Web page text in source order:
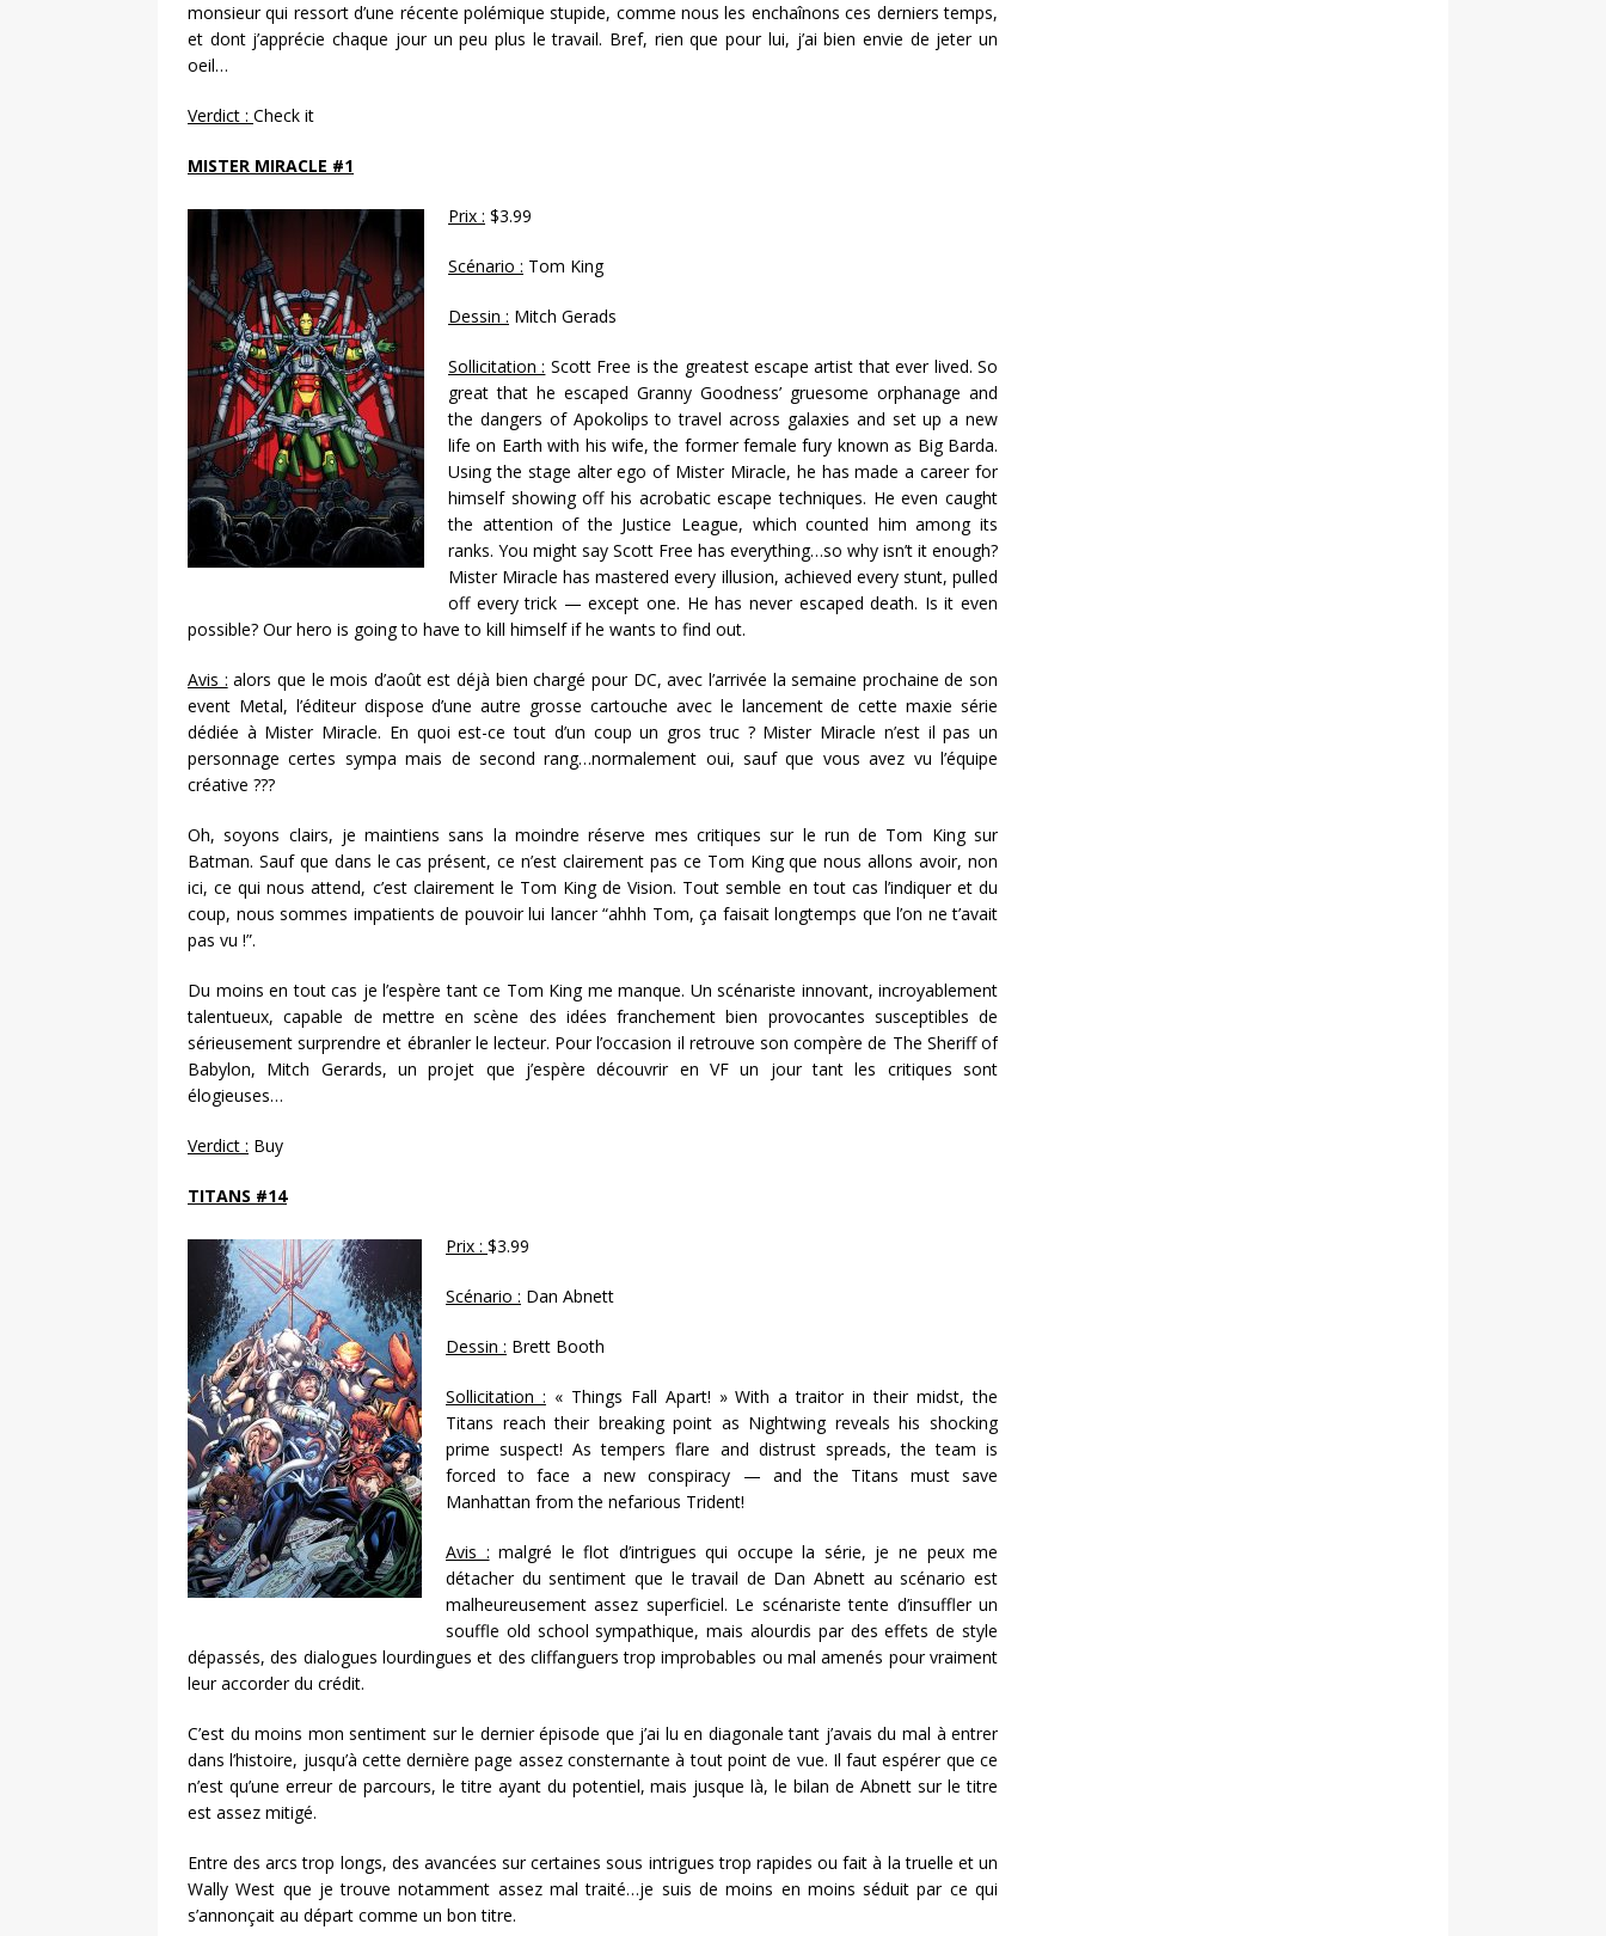
monsieur qui ressort d’une récente polémique stupide, comme nous les enchaînons ces derniers temps,
et dont j’apprécie chaque jour un peu plus le travail. Bref, rien que pour lui, j’ai bien envie de jeter un
oeil…
Verdict : Check it
MISTER MIRACLE #1
Prix : $3.99
Scénario : Tom King
Dessin : Mitch Gerads
Sollicitation : Scott Free is the greatest escape artist that ever lived. So
great that he escaped Granny Goodness’ gruesome orphanage and
the dangers of Apokolips to travel across galaxies and set up a new
life on Earth with his wife, the former female fury known as Big Barda.
Using the stage alter ego of Mister Miracle, he has made a career for
himself showing off his acrobatic escape techniques. He even caught
the attention of the Justice League, which counted him among its
ranks. You might say Scott Free has everything…so why isn’t it enough?
Mister Miracle has mastered every illusion, achieved every stunt, pulled
off every trick — except one. He has never escaped death. Is it even
possible? Our hero is going to have to kill himself if he wants to find out.
Avis : alors que le mois d’août est déjà bien chargé pour DC, avec l’arrivée la semaine prochaine de son
event Metal, l’éditeur dispose d’une autre grosse cartouche avec le lancement de cette maxie série
dédiée à Mister Miracle. En quoi est-ce tout d’un coup un gros truc ? Mister Miracle n’est il pas un
personnage certes sympa mais de second rang…normalement oui, sauf que vous avez vu l’équipe
créative ???
Oh, soyons clairs, je maintiens sans la moindre réserve mes critiques sur le run de Tom King sur
Batman. Sauf que dans le cas présent, ce n’est clairement pas ce Tom King que nous allons avoir, non
ici, ce qui nous attend, c’est clairement le Tom King de Vision. Tout semble en tout cas l’indiquer et du
coup, nous sommes impatients de pouvoir lui lancer “ahhh Tom, ça faisait longtemps que l’on ne t’avait
pas vu !”.
Du moins en tout cas je l’espère tant ce Tom King me manque. Un scénariste innovant, incroyablement
talentueux, capable de mettre en scène des idées franchement bien provocantes susceptibles de
sérieusement surprendre et ébranler le lecteur. Pour l’occasion il retrouve son compère de The Sheriff of
Babylon, Mitch Gerards, un projet que j’espère découvrir en VF un jour tant les critiques sont
élogieuses…
Verdict : Buy
TITANS #14
Prix : $3.99
Scénario : Dan Abnett
Dessin : Brett Booth
Sollicitation : « Things Fall Apart! » With a traitor in their midst, the
Titans reach their breaking point as Nightwing reveals his shocking
prime suspect! As tempers flare and distrust spreads, the team is
forced to face a new conspiracy — and the Titans must save
Manhattan from the nefarious Trident!
Avis : malgré le flot d’intrigues qui occupe la série, je ne peux me
détacher du sentiment que le travail de Dan Abnett au scénario est
malheureusement assez superficiel. Le scénariste tente d’insuffler un
souffle old school sympathique, mais alourdis par des effets de style
dépassés, des dialogues lourdingues et des cliffanguers trop improbables ou mal amenés pour vraiment
leur accorder du crédit.
C’est du moins mon sentiment sur le dernier épisode que j’ai lu en diagonale tant j’avais du mal à entrer
dans l’histoire, jusqu’à cette dernière page assez consternante à tout point de vue. Il faut espérer que ce
n’est qu’une erreur de parcours, le titre ayant du potentiel, mais jusque là, le bilan de Abnett sur le titre
est assez mitigé.
Entre des arcs trop longs, des avancées sur certaines sous intrigues trop rapides ou fait à la truelle et un
Wally West que je trouve notamment assez mal traité…je suis de moins en moins séduit par ce qui
s’annonçait au départ comme un bon titre.